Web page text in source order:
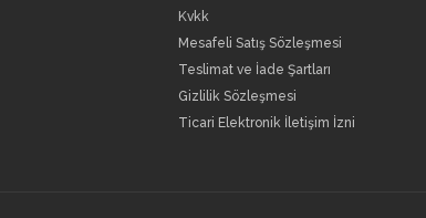
Kvkk
Mesafeli Satış Sözleşmesi
Teslimat ve İade Şartları
Gizlilik Sözleşmesi
Ticari Elektronik İletişim İzni